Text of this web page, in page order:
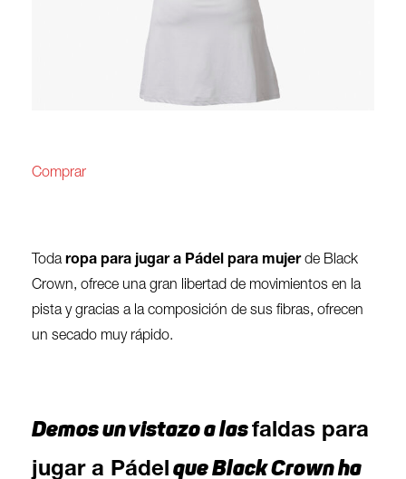
Comprar
Todaropa para jugar a Pádel para mujerde Black
Crown, ofrece una gran libertad de movimientos en la
pista y gracias a la composición de sus fibras, ofrecen
un secado muy rápido.
Demos un vistazo a lasfaldas para
jugar a Pádel que Black Crown ha